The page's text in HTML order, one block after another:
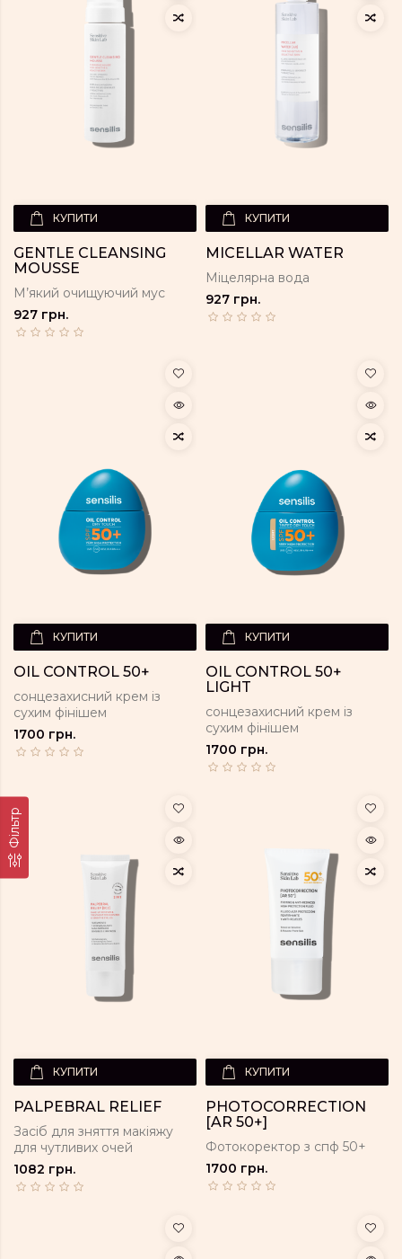
КУПИТИ
GENTLE CLEANSING
MOUSSE
М’який очищуючий мус
927 грн.
КУПИТИ
MICELLAR WATER
Міцелярна вода
927 грн.
КУПИТИ
OIL CONTROL 50+
сонцезахисний крем із
сухим фінішем
1700 грн.
КУПИТИ
OIL CONTROL 50+
LIGHT
сонцезахисний крем із
сухим фінішем
1700 грн.
КУПИТИ
PALPEBRAL RELIEF
Засіб для зняття макіяжу
для чутливих очей
1082 грн.
КУПИТИ
PHOTOCORRECTION
[AR 50+]
Фотокоректор з спф 50+
1700 грн.
Фільтр